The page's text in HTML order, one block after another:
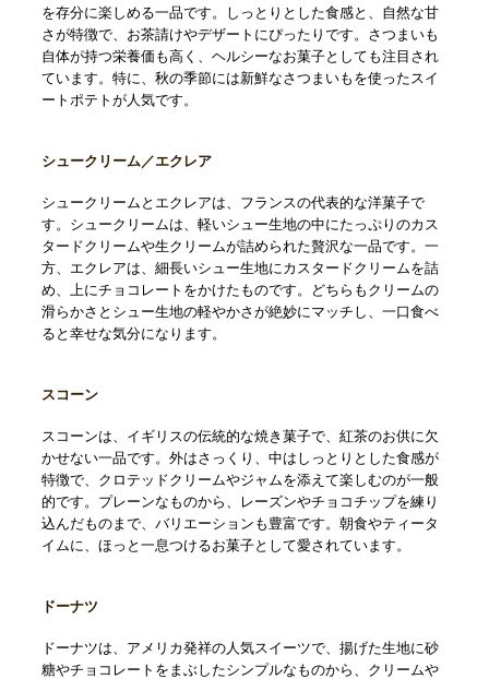
を存分に楽しめる一品です。しっとりとした食感と、自然な甘
さが特徴で、お茶請けやデザートにぴったりです。さつまいも
自体が持つ栄養価も高く、ヘルシーなお菓子としても注目され
ています。特に、秋の季節には新鮮なさつまいもを使ったスイ
ートポテトが人気です。
シュークリーム／エクレア
シュークリームとエクレアは、フランスの代表的な洋菓子で
す。シュークリームは、軽いシュー生地の中にたっぷりのカス
タードクリームや生クリームが詰められた贅沢な一品です。一
方、エクレアは、細長いシュー生地にカスタードクリームを詰
め、上にチョコレートをかけたものです。どちらもクリームの
滑らかさとシュー生地の軽やかさが絶妙にマッチし、一口食べ
ると幸せな気分になります。
スコーン
スコーンは、イギリスの伝統的な焼き菓子で、紅茶のお供に欠
かせない一品です。外はさっくり、中はしっとりとした食感が
特徴で、クロテッドクリームやジャムを添えて楽しむのが一般
的です。プレーンなものから、レーズンやチョコチップを練り
込んだものまで、バリエーションも豊富です。朝食やティータ
イムに、ほっと一息つけるお菓子として愛されています。
ドーナツ
ドーナツは、アメリカ発祥の人気スイーツで、揚げた生地に砂
糖やチョコレートをまぶしたシンプルなものから、クリームや